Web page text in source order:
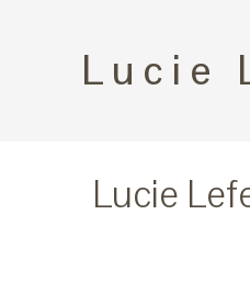
Lucie
Lucie